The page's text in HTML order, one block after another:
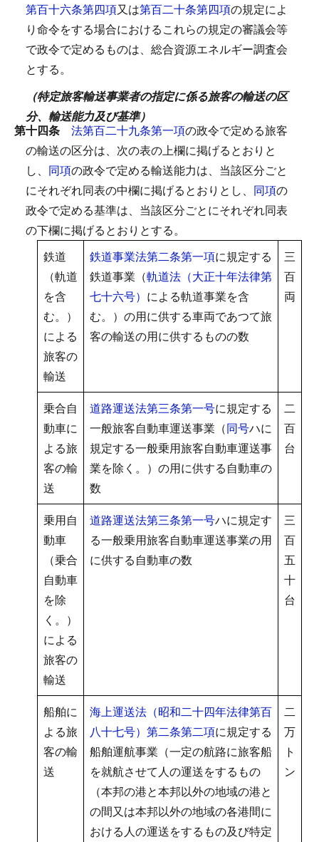
第百十六条第四項又は第百二十条第四項の規定によ
り命令をする場合におけるこれらの規定の審議会等
で政令で定めるものは、総合資源エネルギー調査会
とする。
（特定旅客輸送事業者の指定に係る旅客の輸送の区
分、輸送能力及び基準）
第十四条 法第百二十九条第一項の政令で定める旅客
の輸送の区分は、次の表の上欄に掲げるとおりと
し、 同項の政令で定める輸送能力は、当該区分ごと
にそれぞれ同表の中欄に掲げるとおりとし、 同項の
政令で定める基準は、当該区分ごとにそれぞれ同表
の下欄に掲げるとおりとする。
鉄道
（軌道
を含
む。）
による
旅客の
輸送
鉄道事業法第二条第一項に規定する
鉄道事業（軌道法（大正十年法律第
七十六号） による軌道事業を含
む。）の用に供する車両であつて旅
客の輸送の用に供するものの数
三
百
両
乗合自
動車に
よる旅
客の輸
送
道路運送法第三条第一号に規定する
一般旅客自動車運送事業（同号ハに
規定する一般乗用旅客自動車運送事
業を除く。）の用に供する自動車の
数
二
百
台
乗用自
動車
（乗合
自動車
を除
く。）
による
旅客の
輸送
道路運送法第三条第一号ハに規定す
る一般乗用旅客自動車運送事業の用
に供する自動車の数
三
百
五
十
台
船舶に
よる旅
客の輸
送
海上運送法（昭和二十四年法律第百
八十七号）第二条第二項に規定する
船舶運航事業（一定の航路に旅客船
を就航させて人の運送をするもの
（本邦の港と本邦以外の地域の港と
の間又は本邦以外の地域の各港間に
おける人の運送をするもの及び特定
二
万
ト
ン